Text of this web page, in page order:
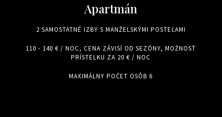
Apartmán
2 SAMOSTATNÉ IZBY S MANŽELSKÝMI POSTEĽAMI
110 - 140 € / NOC, CENA ZÁVISÍ OD SEZÓNY, MOŽNOSŤ
PRÍSTELKU ZA 20 € / NOC
MAXIMÁLNY POČET OSÔB 6